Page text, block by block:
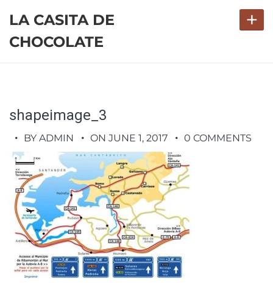
LA CASITA DE
CHOCOLATE
+
shapeimage_3
BY ADMIN ON JUNE 1, 2017 0 COMMENTS